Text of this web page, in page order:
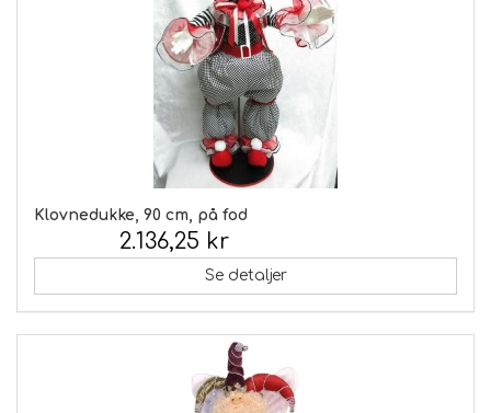
Klovnedukke, 90 cm, på fod
2.136,25 kr
Se detaljer